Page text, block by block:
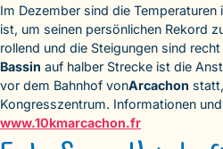
Im Dezember sind die Temperaturen
ist, um seinen persönlichen Rekord
rollend und die Steigungen sind
Bassin auf halber Strecke ist die
vor dem Bahnhof vonArcachon
Kongresszentrum. Informationen
www.10kmarcachon.fr